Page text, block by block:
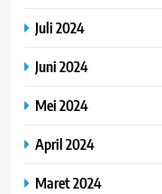
Juli 2024
Juni 2024
Mei 2024
April 2024
Maret 2024